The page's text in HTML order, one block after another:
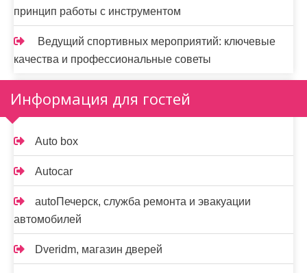
принцип работы с инструментом
Ведущий спортивных мероприятий: ключевые
качества и профессиональные советы
Информация для гостей
Auto box
Autocar
autoПечерск, служба ремонта и эвакуации
автомобилей
Dveridm, магазин дверей